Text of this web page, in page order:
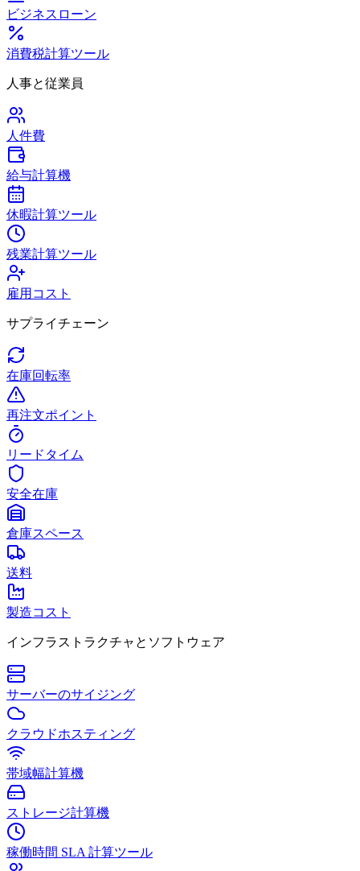
ビジネスローン
消費税計算ツール
人事と従業員
人件費
給与計算機
休暇計算ツール
残業計算ツール
雇用コスト
サプライチェーン
在庫回転率
再注文ポイント
リードタイム
安全在庫
倉庫スペース
送料
製造コスト
インフラストラクチャとソフトウェア
サーバーのサイジング
クラウドホスティング
帯域幅計算機
ストレージ計算機
稼働時間 SLA 計算ツール